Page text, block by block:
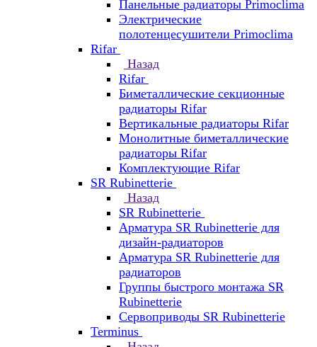
Панельные радиаторы Primoclima
Электрические
полотенцесушители Primoclima
Rifar
Назад
Rifar
Биметаллические секционные
радиаторы Rifar
Вертикальные радиаторы Rifar
Монолитные биметаллические
радиаторы Rifar
Комплектующие Rifar
SR Rubinetterie
Назад
SR Rubinetterie
Арматура SR Rubinetterie для
дизайн-радиаторов
Арматура SR Rubinetterie для
радиаторов
Группы быстрого монтажа SR
Rubinetterie
Сервоприводы SR Rubinetterie
Terminus